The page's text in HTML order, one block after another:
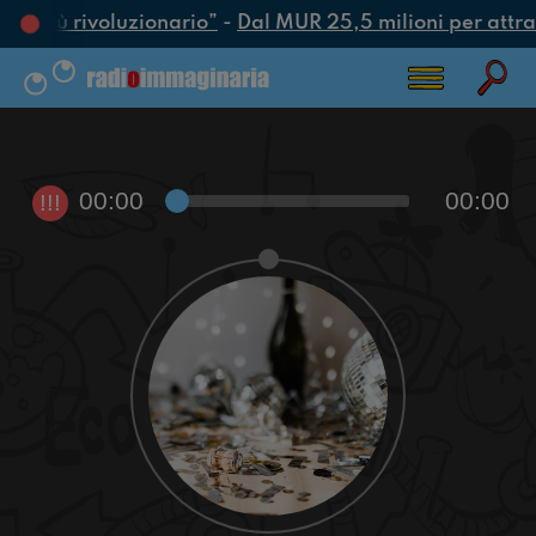
più rivoluzionario”-Dal MUR 25,5 milioni per
!!! 00:00 00:00